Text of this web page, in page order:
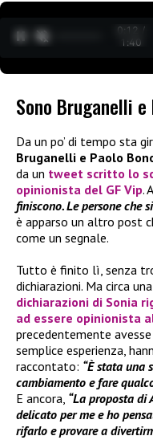
0:12 /
1:40
Sono Bruganelli
Da un po’ di tempo sta
Bruganelli e Paolo
da un tweet scritto lo
opinionista del GF Vip.
finiscono. Le persone che
è apparso un altro post
come un segnale.
Tutto è finito lì, senza
dichiarazioni. Ma circa
dichiarazioni di Sonia
ad essere opinionista
precedentemente
semplice esperienza,
raccontato: “È stata una
cambiamento e fare
E ancora, “La proposta di
delicato per me e ho
rifarlo e provare a